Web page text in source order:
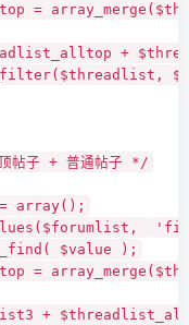
=
+
帖子 + 普通帖子 */
array();
$value );
=
+